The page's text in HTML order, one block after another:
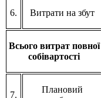
6. Витрати на збут
Всього витрат повної
собівартості
7.
Плановий